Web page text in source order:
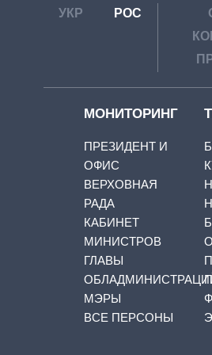
УКР РОС
МОНИТОРИНГ
ПРЕЗИДЕНТ И
ОФИС
ВЕРХОВНАЯ
РАДА
КАБИНЕТ
МИНИСТРОВ
ГЛАВЫ
МЭРЫ
ВСЕ ПЕРСОНЫ